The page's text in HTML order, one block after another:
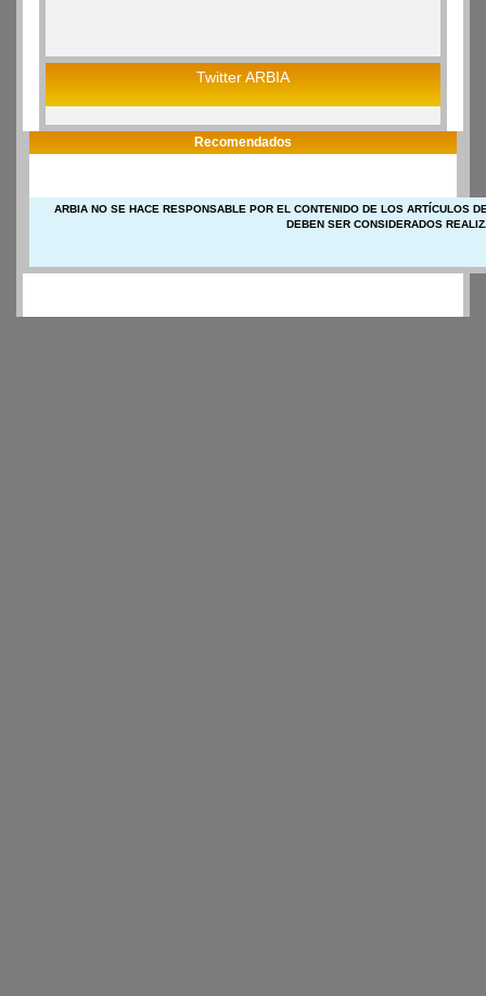
Twitter ARBIA
Recomendados
ARBIA NO SE HACE RESPONSABLE POR EL CONTENIDO DE LOS ARTÍCULOS
DEBEN SER CONSIDERADOS